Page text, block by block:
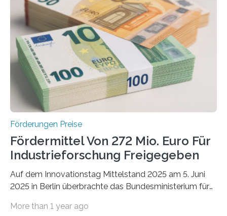
Förderungen Preise
Fördermittel Von 272 Mio. Euro Für
Industrieforschung Freigegeben
Auf dem Innovationstag Mittelstand 2025 am 5. Juni
2025 in Berlin überbrachte das Bundesministerium für
Überplanmäßige Verpflichtungsermächtigungen in
More than 1 year ago